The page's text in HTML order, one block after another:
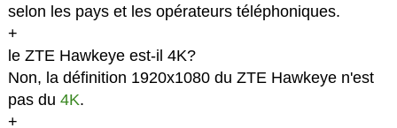
selon les pays et les opérateurs téléphoniques.
+
le ZTE Hawkeye est-il 4K?
Non, la définition 1920x1080 du ZTE Hawkeye n'est
pas du 4K.
+